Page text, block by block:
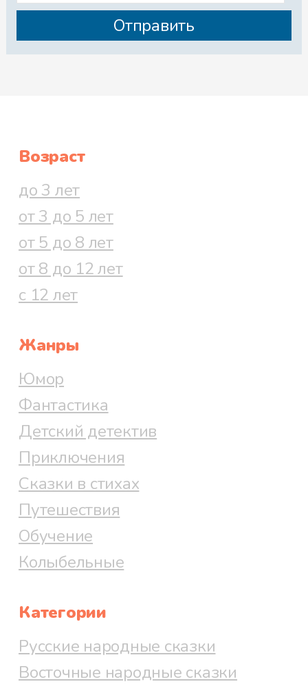
Возраст
до 3 лет
от 3 до 5 лет
от 5 до 8 лет
от 8 до 12 лет
с 12 лет
Жанры
Юмор
Фантастика
Детский детектив
Приключения
Сказки в стихах
Путешествия
Обучение
Колыбельные
Категории
Русские народные сказки
Восточные народные сказки